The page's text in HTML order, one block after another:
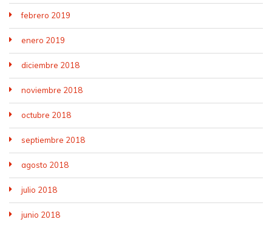
febrero 2019
enero 2019
diciembre 2018
noviembre 2018
octubre 2018
septiembre 2018
agosto 2018
julio 2018
junio 2018